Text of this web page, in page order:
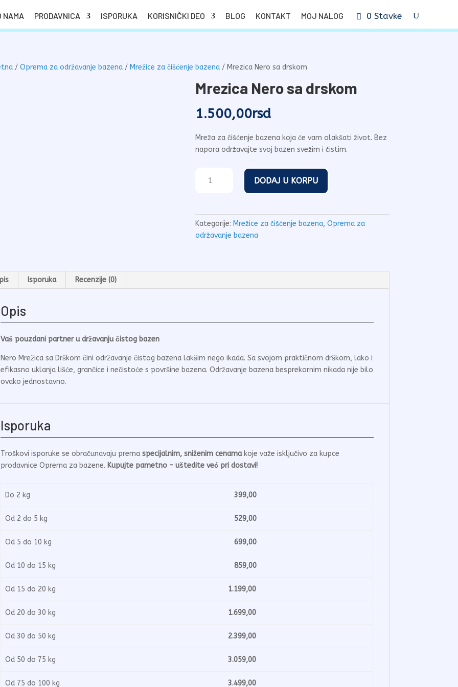
NAMA PRODAVNICA ISPORUKA KORISNIČKI DEO BLOG KONTAKT MOJ NALOG 0 Stavke
/ Oprema za održavanje bazena/ Mrežice za čišćenje bazena/ Mrezica Nero sa drskom
Mrezica Nero sa drskom
1.500,00rsd
Mreža za čišćenje bazena koja će vam olakšati život. Bez
napora održavajte svoj bazen svežim i čistim.
Nero
količina
DODAJ U KORPU
Kategorije: Mrežice za čišćenje bazena, Oprema za
održavanje bazena
Isporuka Recenzije (0)
Opis
Vaš pouzdani partner u državanju čistog bazen
Nero Mrežica sa Drškom čini održavanje čistog bazena lakšim nego ikada. Sa svojom praktičnom drškom, lako i
efikasno uklanja lišće, grančice i nečistoće s površine bazena. Održavanje bazena besprekornim nikada nije bilo
ovako jednostavno.
Isporuka
Troškovi isporuke se obračunavaju prema specijalnim, sniženim cenamakoje važe isključivo za kupce
prodavnice Oprema za bazene. Kupujte pametno – uštedite već pri dostavi!
Do 2 kg 399,00
Od 2 do 5 kg 529,00
Od 5 do 10 kg 699,00
Od 10 do 15 kg 859,00
Od 15 do 20 kg 1.199,00
Od 20 do 30 kg 1.699,00
Od 30 do 50 kg 2.399,00
Od 50 do 75 kg 3.059,00
Od 75 do 100 kg 3.499,00